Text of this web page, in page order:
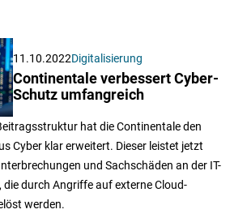
11.10.2022Digitalisierung
Continentale verbessert Cyber-
Schutz umfangreich
hat die Continentale den
Cyber klar erweitert. Dieser leistet jetzt
und Sachschäden an der IT-
die durch Angriffe auf externe Cloud-
werden.